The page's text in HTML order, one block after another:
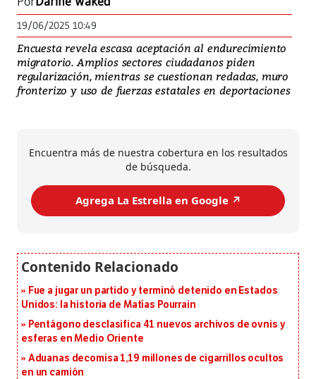
19/06/2025 10:49
Encuesta revela escasa aceptación al endurecimiento
migratorio. Amplios sectores ciudadanos piden
regularización, mientras se cuestionan redadas, muro
fronterizo y uso de fuerzas estatales en deportaciones
Encuentra más de nuestra cobertura en los resultados
de búsqueda.
Agrega La Estrella en Google ↗️
Fue a jugar un partido y terminó detenido en Estados
Unidos: la historia de Matías Pourrain
Pentágono desclasifica 41 nuevos archivos de ovnis y
esferas en Medio Oriente
Aduanas decomisa 1,19 millones de cigarrillos ocultos
en un camión